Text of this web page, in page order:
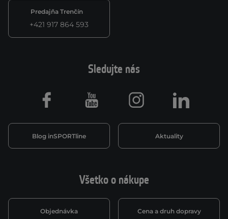
Predajňa Trenčín
+421 917 864 593
Všetko o nákupe
Objednávka Cena a druh dopravy
Sledujte nás
Blog inSPORTline Aktuality
Facebook Youtube Instagram LinkedIn